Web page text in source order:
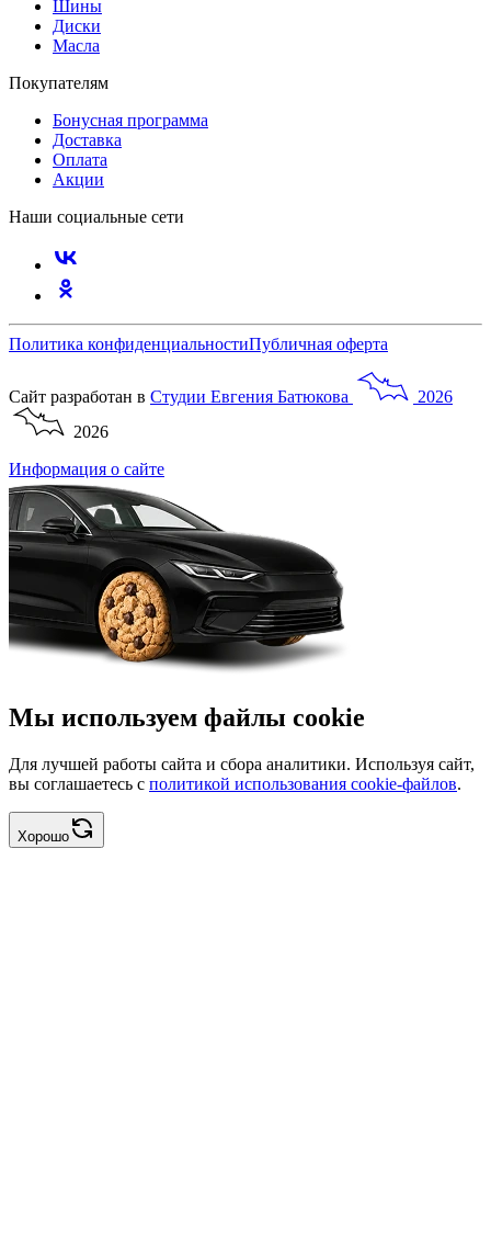
Шины
Диски
Масла
Покупателям
Бонусная программа
Доставка
Оплата
Акции
Наши социальные сети
Политика конфиденциальностиПубличная оферта
Сайт разработан в Студии Евгения Батюкова
2026
2026
Информация о сайте
Мы используем файлы cookie
Для лучшей работы сайта и сбора аналитики. Используя сайт,
вы соглашаетесь с политикой использования cookie-файлов.
Хорошо